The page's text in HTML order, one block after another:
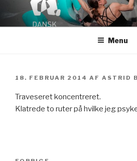
indhold
Menu
UDGIVET
18. FEBRUAR 2014 AF ASTRID
Traveseret koncentreret.
Klatrede to ruter på hvilke jeg